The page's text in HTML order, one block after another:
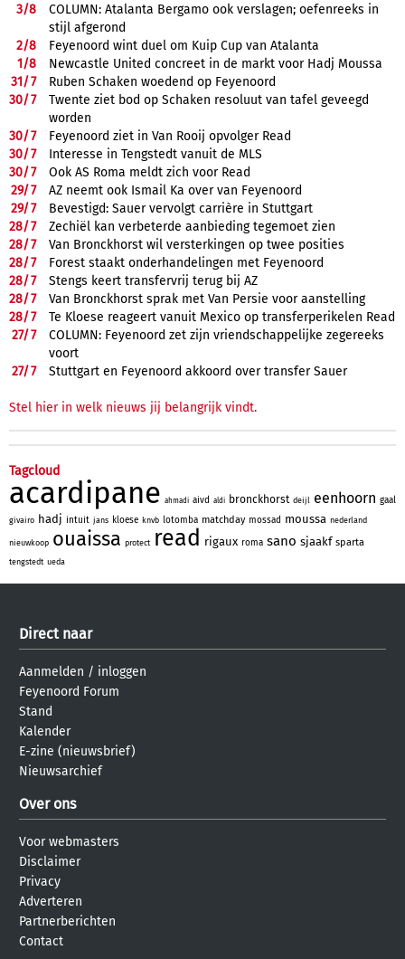
3/8
COLUMN: Atalanta Bergamo ook verslagen; oefenreeks in
stijl afgerond
2/8
Feyenoord wint duel om Kuip Cup van Atalanta
1/8
Newcastle United concreet in de markt voor Hadj Moussa
31/7
Ruben Schaken woedend op Feyenoord
30/7
Twente ziet bod op Schaken resoluut van tafel geveegd
worden
30/7
Feyenoord ziet in Van Rooij opvolger Read
30/7
Interesse in Tengstedt vanuit de MLS
30/7
Ook AS Roma meldt zich voor Read
29/7
AZ neemt ook Ismail Ka over van Feyenoord
29/7
Bevestigd: Sauer vervolgt carrière in Stuttgart
28/7
Zechiël kan verbeterde aanbieding tegemoet zien
28/7
Van Bronckhorst wil versterkingen op twee posities
28/7
Forest staakt onderhandelingen met Feyenoord
28/7
Stengs keert transfervrij terug bij AZ
28/7
Van Bronckhorst sprak met Van Persie voor aanstelling
28/7
Te Kloese reageert vanuit Mexico op transferperikelen Read
27/7
COLUMN: Feyenoord zet zijn vriendschappelijke zegereeks
voort
27/7 Stuttgart en Feyenoord akkoord over transfer Sauer
Stel hier in welk nieuws jij belangrijk vindt.
Tagcloud
acardipane ahmadi aivd aldi bronckhorst deijl eenhoorn gaal
givairo hadj intuit jans kloese knvb lotomba matchday mossad moussa nederland
nieuwkoop ouaissa protect read rigaux roma sano sjaakf sparta
tengstedt ueda
Direct naar
Aanmelden / inloggen
Feyenoord Forum
Stand
Kalender
E-zine (nieuwsbrief)
Nieuwsarchief
Over ons
Voor webmasters
Disclaimer
Privacy
Adverteren
Partnerberichten
Contact